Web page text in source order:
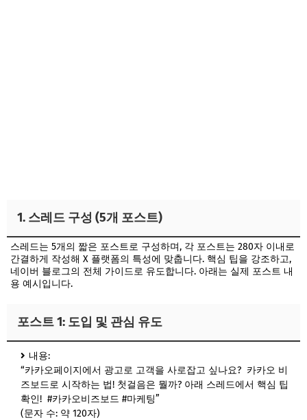
1. 스레드 구성 (5개 포스트)
스레드는 5개의 짧은 포스트로 구성하며, 각 포스트는 280자 이내로
간결하게 작성해 X 플랫폼의 특성에 맞춥니다. 핵심 팁을 강조하고,
네이버 블로그의 전체 가이드로 유도합니다. 아래는 실제 포스트 내
용 예시입니다.
포스트 1: 도입 및 관심 유도
내용:
“카카오페이지에서 광고로 고객을 사로잡고 싶나요? 카카오 비
즈보드로 시작하는 법! 첫걸음은 뭘까? 아래 스레드에서 핵심 팁
확인! #카카오비즈보드 #마케팅”
(문자 수: 약 120자)